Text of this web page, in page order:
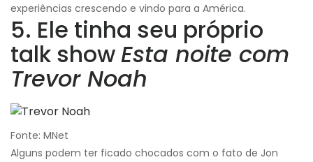
experiências crescendo e vindo para a América.
5. Ele tinha seu próprio
talk showEsta noite com
Trevor Noah
Fonte: MNet
Alguns podem ter ficado chocados com o fato de Jon